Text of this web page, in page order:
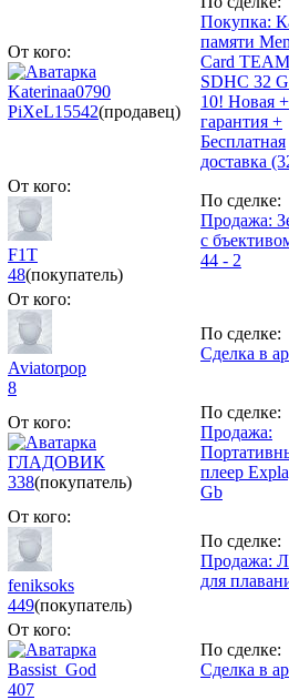
От кого:
Katerinaa0790
PiXeL15542(продавец)
Покупка:
памяти
Card
SDHC 32
10! Новая +
гарантия +
Бесплатная
доставка
От кого:
F1T
48(покупатель)
По сделке:
Продажа:
с
44 - 2
От кого:
Aviatorpop
8
По сделке:
Сделка в
От кого:
ГЛАДОВИК
338(покупатель)
По сделке:
Продажа:
плеер
Gb
От кого:
feniksoks
449(покупатель)
По сделке:
Продажа:
для
От кого:
Bassist_God
407
По сделке:
Сделка в